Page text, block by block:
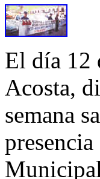
El día 12
Acosta,
semana